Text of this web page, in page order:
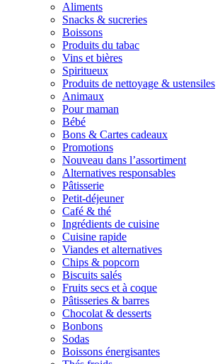
Aliments
Snacks & sucreries
Boissons
Produits du tabac
Vins et bières
Spiritueux
Produits de nettoyage & ustensiles
Animaux
Pour maman
Bébé
Bons & Cartes cadeaux
Promotions
Nouveau dans l’assortiment
Alternatives responsables
Pâtisserie
Petit-déjeuner
Café & thé
Ingrédients de cuisine
Cuisine rapide
Viandes et alternatives
Chips & popcorn
Biscuits salés
Fruits secs et à coque
Pâtisseries & barres
Chocolat & desserts
Bonbons
Sodas
Boissons énergisantes